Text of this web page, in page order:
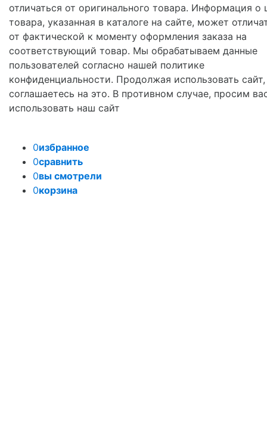
отличаться от оригинального товара. Информация о
товара, указанная в каталоге на сайте, может
от фактической к моменту оформления заказа на
соответствующий товар. Мы обрабатываем данные
пользователей согласно нашей политике
конфиденциальности. Продолжая использовать
соглашаетесь на это. В противном случае, просим
использовать наш сайт
0избранное
0сравнить
0вы смотрели
0корзина